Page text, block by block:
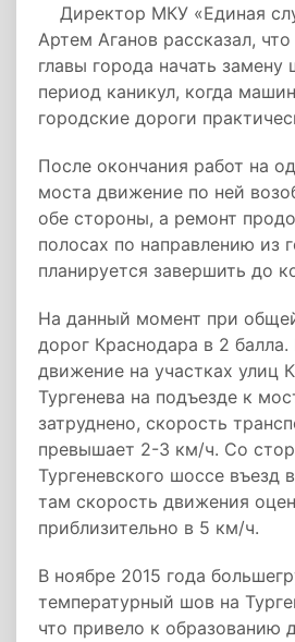
Директор МКУ «Единая
Артем Аганов рассказал,
главы города начать
период каникул, когда
городские дороги
После окончания работ на
моста движение по ней
обе стороны, а ремонт
полосах по направлению из
планируется завершить до
На данный момент при
дорог Краснодара в 2
движение на участках улиц
Тургенева на подъезде к
затруднено, скорость
превышает 2-3 км/ч. Со
Тургеневского шоссе въезд
там скорость движения
приблизительно в 5 км/ч.
В ноябре 2015 года
температурный шов на
что привело к образованию